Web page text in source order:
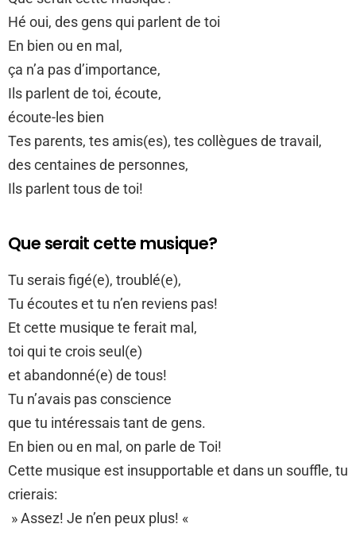
Hé oui, des gens qui parlent de toi
En bien ou en mal,
ça n’a pas d’importance,
Ils parlent de toi, écoute,
écoute-les bien
Tes parents, tes amis(es), tes collègues de travail,
des centaines de personnes,
Ils parlent tous de toi!
Que serait cette musique?
Tu serais figé(e), troublé(e),
Tu écoutes et tu n’en reviens pas!
Et cette musique te ferait mal,
toi qui te crois seul(e)
et abandonné(e) de tous!
Tu n’avais pas conscience
que tu intéressais tant de gens.
En bien ou en mal, on parle de Toi!
Cette musique est insupportable et dans un souffle, tu
crierais:
» Assez! Je n’en peux plus! «